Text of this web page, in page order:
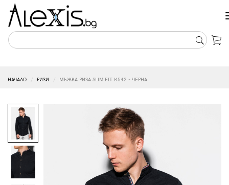
НАЧАЛО РИЗИ МЪЖКА РИЗА SLIM FIT K542 - ЧЕРНА